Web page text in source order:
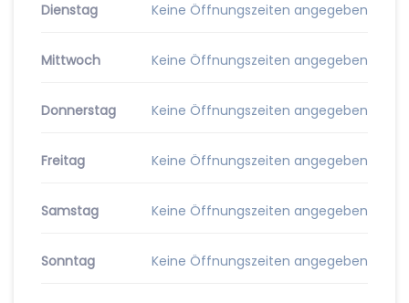
Dienstag Keine Öffnungszeiten angegeben
Mittwoch Keine Öffnungszeiten angegeben
Donnerstag Keine Öffnungszeiten angegeben
Freitag Keine Öffnungszeiten angegeben
Samstag Keine Öffnungszeiten angegeben
Sonntag Keine Öffnungszeiten angegeben